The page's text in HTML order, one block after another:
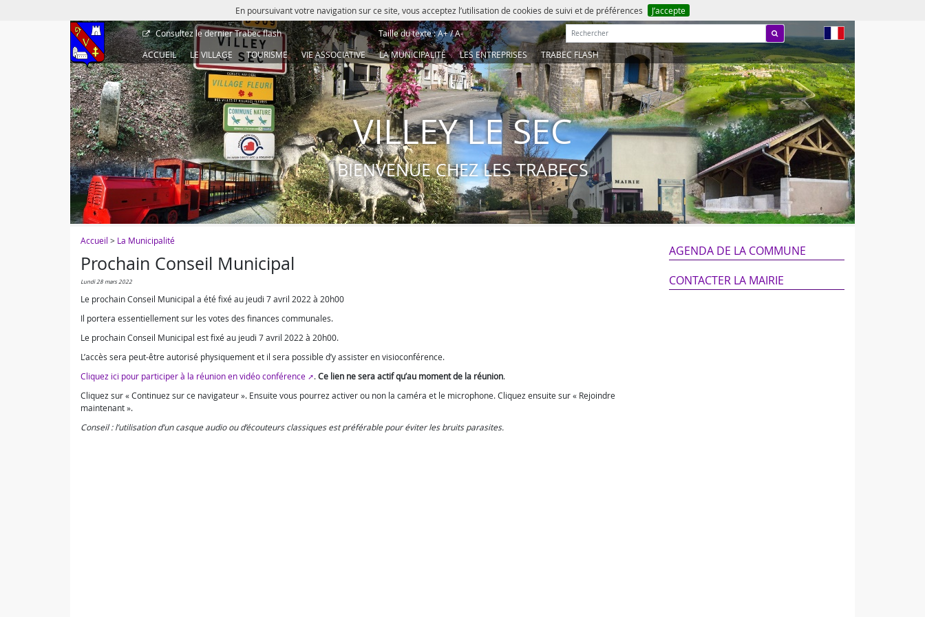
En poursuivant votre navigation sur ce site, vous acceptez l’utilisation de cookies de suivi et de préférences J’accepte
Consultez le dernierTrabec flash Taille du texte :A+/A- Rechercher :
ACCUEIL
LE VILLAGE TOURISME VIE ASSOCIATIVE LA MUNICIPALITÉ LES ENTREPRISES TRABEC FLASH
VILLEY LE SEC
BIENVENUE CHEZ LES TRABECS
Accueil > La Municipalité
Prochain Conseil Municipal
lundi 28 mars 2022
Le prochain Conseil Municipal a été fixé au jeudi 7 avril 2022 à 20h00
Il portera essentiellement sur les votes des finances communales.
Le prochain Conseil Municipal est fixé au jeudi 7 avril 2022 à 20h00.
L’accès sera peut-être autorisé physiquement et il sera possible d’y assister en visioconférence.
Cliquez ici pour participer à la réunion en vidéo conférence
.Ce lien ne sera actif qu’au moment de la réunion.
Cliquez sur « Continuez sur ce navigateur ». Ensuite vous pourrez activer ou non la caméra et le microphone. Cliquez ensuite sur « Rejoindre
maintenant ».
Conseil : l’utilisation d’un casque audio ou d’écouteurs classiques est préférable pour éviter les bruits parasites.
AGENDA DE LA COMMUNE
CONTACTER LA MAIRIE